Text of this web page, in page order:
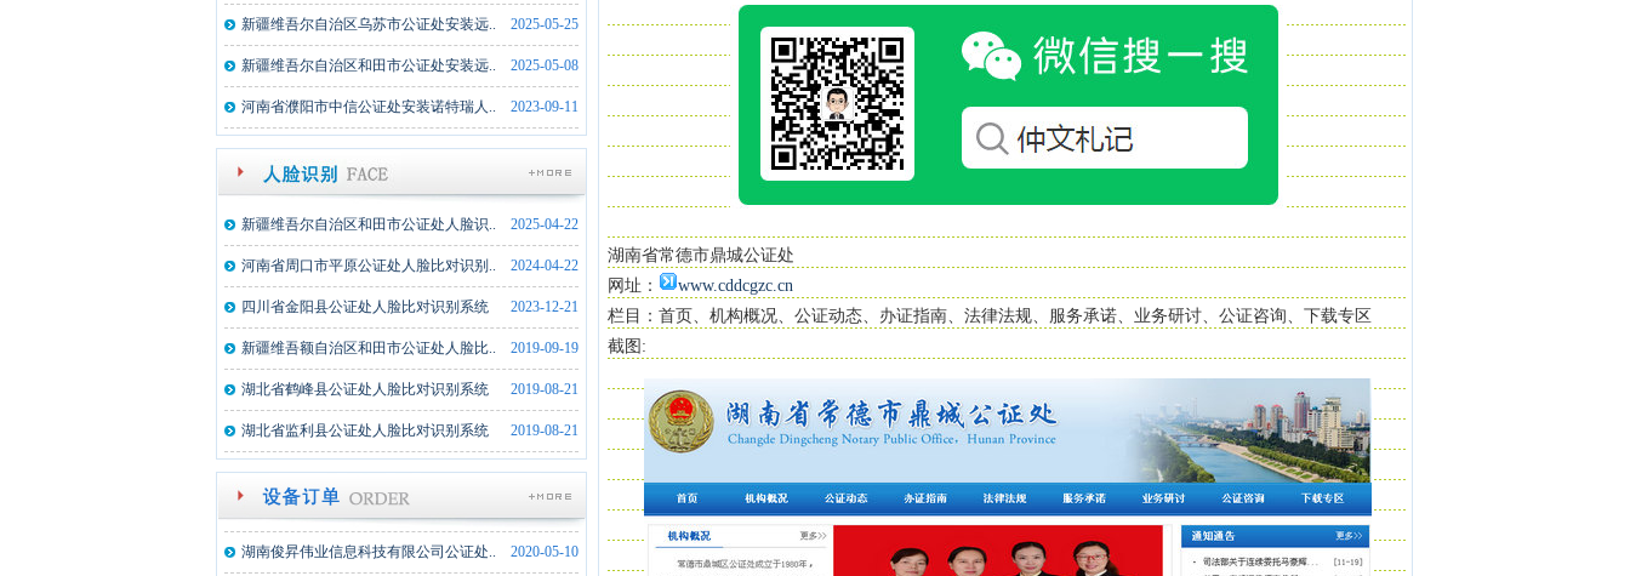
新疆维吾尔自治区乌苏市公证处安装远.. 2025-05-25
新疆维吾尔自治区和田市公证处安装远.. 2025-05-08
河南省濮阳市中信公证处安装诺特瑞人.. 2023-09-11
新疆维吾尔自治区和田市公证处人脸识.. 2025-04-22
河南省周口市平原公证处人脸比对识别.. 2024-04-22
四川省金阳县公证处人脸比对识别系统 2023-12-21
新疆维吾额自治区和田市公证处人脸比.. 2019-09-19
湖北省鹤峰县公证处人脸比对识别系统 2019-08-21
湖北省监利县公证处人脸比对识别系统 2019-08-21
湖北监利县公证处文件文件拍摄仪一体.. 2025-02-17
内蒙古额济纳旗公证处文件文件拍摄仪.. 2024-02-21
湖北武穴市公证处文件文件拍摄仪一体.. 2023-08-22
新疆墨玉县公证处文件拍摄仪一体机1.. 2022-07-19
湖北监利县公证处文件拍摄仪一体机2.. 2021-12-21
湖南省常德市鼎城公证处
网址：
www.cddcgzc.cn
栏目：首页、机构概况、公证动态、办证指南、法律法规、服务承诺、业务研讨、公证咨询、下载专区
截图: